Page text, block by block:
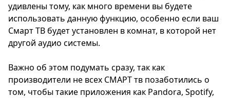
удивлены тому, как много времени вы будете
использовать данную функцию, особенно если ваш
Смарт ТВ будет установлен в комнат, в которой нет
другой аудио системы.
Важно об этом подумать сразу, так как
производители не всех СМАРТ тв позаботились о
том, чтобы такие приложения как Pandora, Spotify,